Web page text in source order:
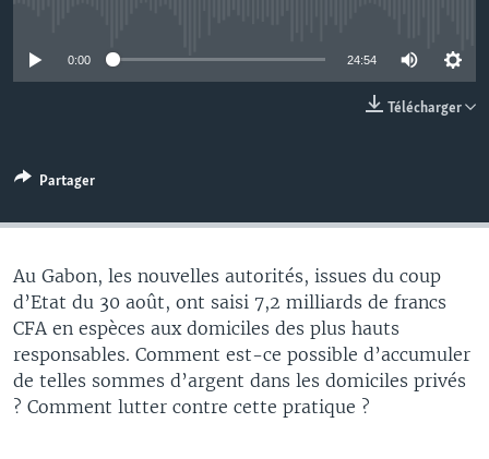
0:00 24:54
Télécharger
Partager
Au Gabon, les nouvelles autorités, issues du coup
d’Etat du 30 août, ont saisi 7,2 milliards de francs
CFA en espèces aux domiciles des plus hauts
responsables. Comment est-ce possible d’accumuler
de telles sommes d’argent dans les domiciles privés
? Comment lutter contre cette pratique ?